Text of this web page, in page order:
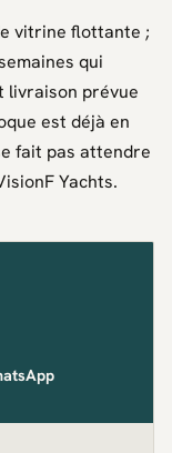
vitrine flottante ;
qui
livraison prévue
est déjà en
fait pas attendre
Yachts.